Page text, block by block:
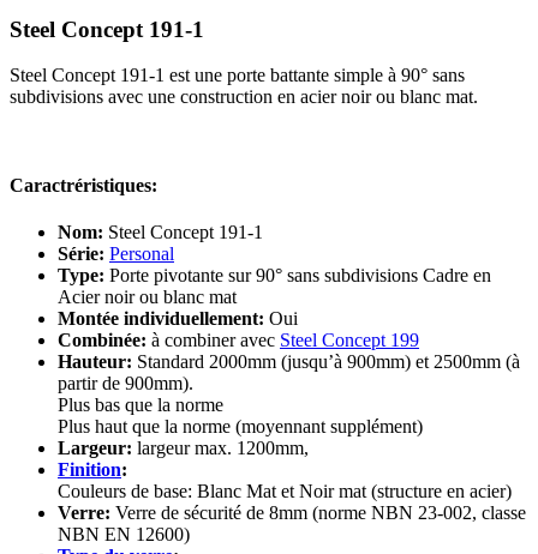
Steel Concept 191-1
Steel Concept 191-1 est une porte battante simple à 90° sans
subdivisions avec une construction en acier noir ou blanc mat.
Caractréristiques:
Nom: Steel Concept 191-1
Série: Personal
Type: Porte pivotante sur 90° sans subdivisions Cadre en
Acier noir ou blanc mat
Montée individuellement: Oui
Combinée: à combiner avec Steel Concept 199
Hauteur: Standard 2000mm (jusqu’à 900mm) et 2500mm (à
partir de 900mm).
Plus bas que la norme
Plus haut que la norme (moyennant supplément)
Largeur: largeur max. 1200mm,
Finition:
Couleurs de base: Blanc Mat et Noir mat (structure en acier)
Verre: Verre de sécurité de 8mm (norme NBN 23-002, classe
NBN EN 12600)